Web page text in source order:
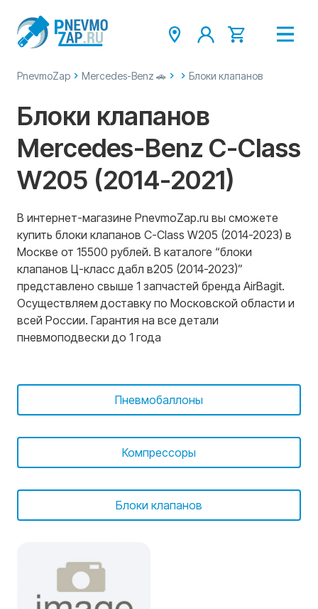
PnevmoZap Mercedes-Benz 🚗 Блоки клапанов
Блоки клапанов
Mercedes-Benz C-Class
W205 (2014-2021)
В интернет-магазине PnevmoZap.ru вы сможете
купить блоки клапанов C-Class W205 (2014-2023) в
Москве от 15500 рублей. В каталоге “блоки
клапанов Ц-класс дабл в205 (2014-2023)”
представлено свыше 1 запчастей бренда AirBagit.
Осуществляем доставку по Московской области и
всей России. Гарантия на все детали
пневмоподвески до 1 года
Пневмобаллоны
Компрессоры
Блоки клапанов